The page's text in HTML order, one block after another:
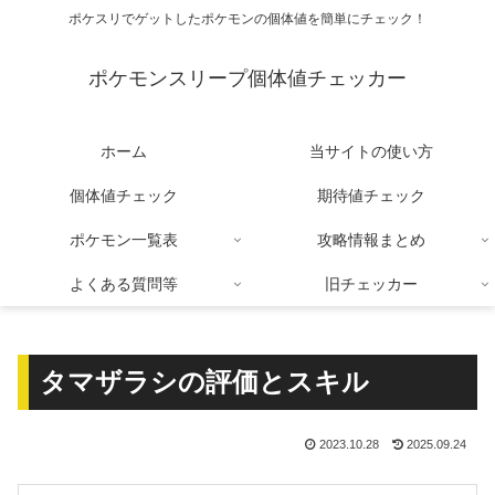
ポケスリでゲットしたポケモンの個体値を簡単にチェック！
ポケモンスリープ個体値チェッカー
ホーム 当サイトの使い方
個体値チェック 期待値チェック
ポケモン一覧表 攻略情報まとめ
よくある質問等 旧チェッカー
タマザラシの評価とスキル
2023.10.28 2025.09.24